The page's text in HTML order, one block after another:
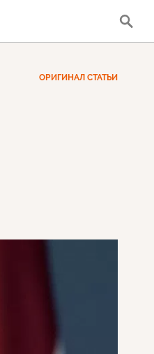
ОРИГИНАЛ СТАТЬИ